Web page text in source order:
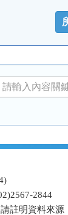
2844
註明資料來